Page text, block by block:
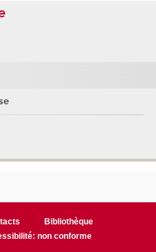
Bibliothèque
non conforme